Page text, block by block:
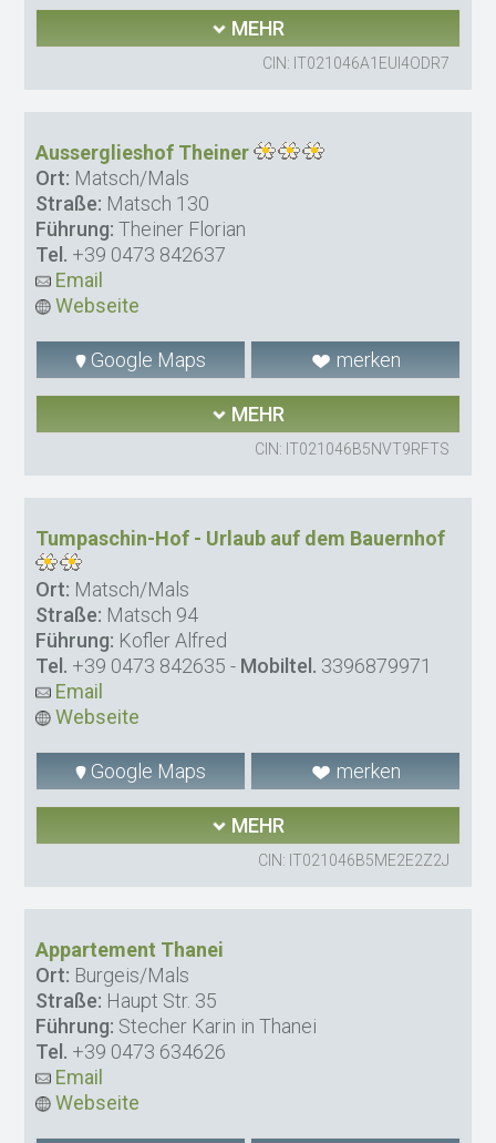
MEHR
CIN: IT021046A1EUI4ODR7
Ausserglieshof Theiner
Ort: Matsch/Mals
Straße: Matsch 130
Führung: Theiner Florian
Tel. +39 0473 842637
Email
Webseite
Google Maps merken
MEHR
CIN: IT021046B5NVT9RFTS
Tumpaschin-Hof - Urlaub auf dem Bauernhof
Ort: Matsch/Mals
Straße: Matsch 94
Führung: Kofler Alfred
Tel. +39 0473 842635 - Mobiltel. 3396879971
Email
Webseite
Google Maps merken
MEHR
CIN: IT021046B5ME2E2Z2J
Appartement Thanei
Ort: Burgeis/Mals
Straße: Haupt Str. 35
Führung: Stecher Karin in Thanei
Tel. +39 0473 634626
Email
Webseite